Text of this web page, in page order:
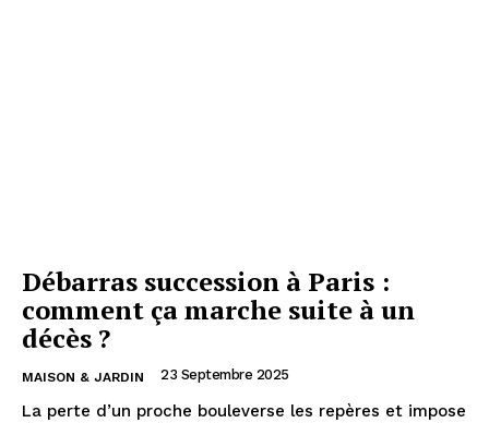
Débarras succession à Paris :
comment ça marche suite à un
décès ?
MAISON & JARDIN 23 Septembre 2025
La perte d’un proche bouleverse les repères et impose